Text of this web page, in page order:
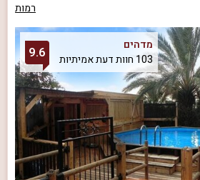
רמות
מדהים
103 חוות דעת אמיתיות
9.6